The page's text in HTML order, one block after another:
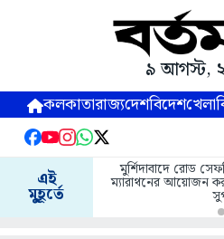
৯ আগস্ট,
কলকাতারাজ্যদেশবিদেশখেলা
এই
মুহূর্তে
মুর্শিদাবাদে রোড
ম্যারাথনের আয়োজন